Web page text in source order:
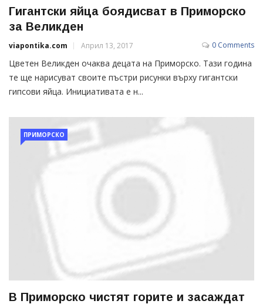
Гигантски яйца боядисват в Приморско
за Великден
viapontika.com Април 13, 2017 0 Comments
Цветен Великден очаква децата на Приморско. Тази година
те ще нарисуват своите пъстри рисунки върху гигантски
гипсови яйца. Инициативата е н...
ПРИМОРСКО
В Приморско чистят горите и засаждат